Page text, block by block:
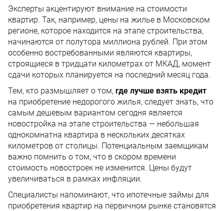
Эксперты акцентируют внимание на стоимости
квартир. Так, например, цены на жилье в Московском
регионе, которое находится на этапе строительства,
начинаются от полутора миллиона рублей. При этом
особенно востребованными являются квартиры,
строящиеся в тридцати километрах от МКАД, момент
сдачи которых планируется на последний месяц года.
Тем, кто размышляет о том, где лучше взять кредит
на приобретение недорогого жилья, следует знать, что
самым дешевым вариантом сегодня является
новостройка на этапе строительства — небольшая
однокомнатна квартира в нескольких десятках
километров от столицы. Потенциальным заемщикам
важно помнить о том, что в скором времени
стоимость новостроек не изменится. Цены будут
увеличиваться в рамках инфляции.
Специалисты напоминают, что ипотечные займы для
приобретения квартир на первичном рынке становятся